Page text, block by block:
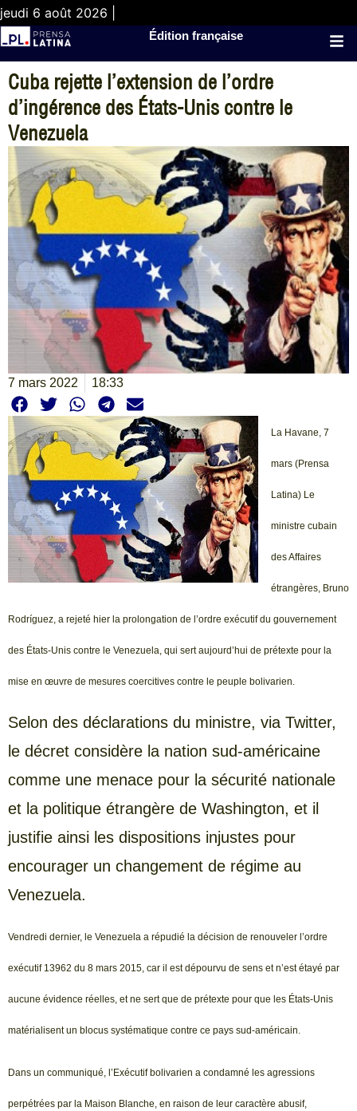
jeudi 6 août 2026 |
Édition française
Cuba rejette l’extension de l’ordre
d’ingérence des États-Unis contre le
Venezuela
7 mars 2022 18:33
La Havane, 7
mars (Prensa
Latina) Le
ministre cubain
des Affaires
étrangères, Bruno
Rodríguez, a rejeté hier la prolongation de l’ordre exécutif du gouvernement
des États-Unis contre le Venezuela, qui sert aujourd’hui de prétexte pour la
mise en œuvre de mesures coercitives contre le peuple bolivarien.
Selon des déclarations du ministre, via Twitter,
le décret considère la nation sud-américaine
comme une menace pour la sécurité nationale
et la politique étrangère de Washington, et il
justifie ainsi les dispositions injustes pour
encourager un changement de régime au
Venezuela.
Vendredi dernier, le Venezuela a répudié la décision de renouveler l’ordre
exécutif 13962 du 8 mars 2015, car il est dépourvu de sens et n’est étayé par
aucune évidence réelles, et ne sert que de prétexte pour que les États-Unis
matérialisent un blocus systématique contre ce pays sud-américain.
Dans un communiqué, l’Exécutif bolivarien a condamné les agressions
perpétrées par la Maison Blanche, en raison de leur caractère abusif,